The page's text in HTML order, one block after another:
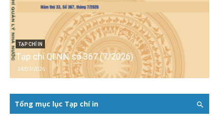
TẠP CHÍ IN
Tạp chí QLNN số 367 (7/2026)
24/07/2026
Tổng mục lục Tạp chí in